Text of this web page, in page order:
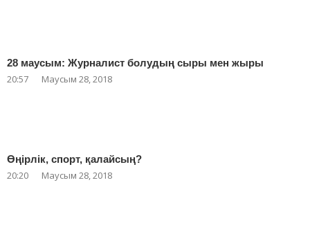
28 маусым: Журналист болудың сыры мен жыры
20:57 Маусым 28, 2018
Өңірлік, спорт, қалайсың?
20:20 Маусым 28, 2018